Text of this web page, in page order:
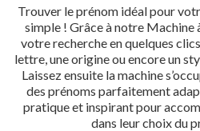
Trouver le prénom idéal pour
simple ! Grâce à notre Machine
votre recherche en quelques
lettre, une origine ou encore un
Laissez ensuite la machine
des prénoms parfaitement
pratique et inspirant pour
dans leur choix du